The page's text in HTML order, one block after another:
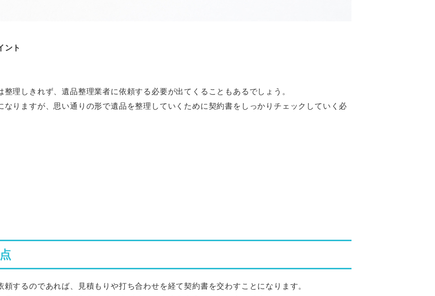
ント
理しきれず、遺品整理業者に依頼する必要が出てくることもあるでしょう。
りますが、思い通りの形で遺品を整理していくために契約書をしっかりチェックしていく必
するのであれば、見積もりや打ち合わせを経て契約書を交わすことになります。